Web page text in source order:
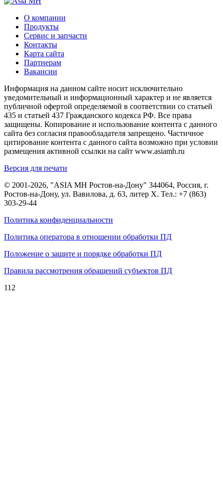
О компании
Продукты
Сервис и запчасти
Контакты
Карта сайта
Партнерам
Вакансии
Информация на данном сайте носит исключительно
уведомительный и информационный характер и не является
публичной офертой определяемой в соответствии со статьей
435 и статьей 437 Гражданского кодекса РФ. Все права
защищены. Копирование и использование контента с данного
сайта без согласия правообладателя запрещено. Частичное
цитирование контента с данного сайта возможно при условии
размещения активной ссылки на сайт www.asiamh.ru
Версия для печати
© 2001-2026, "ASIA MH Ростов-на-Дону" 344064, Россия, г.
Ростов-на-Дону, ул. Вавилова, д. 63, литер Х. Тел.: +7 (863)
303-29-44
Политика конфиденциальности
Политика оператора в отношении обработки ПД
Положение о защите и порядке обработки ПД
Правила рассмотрения обращений субъектов ПД
112